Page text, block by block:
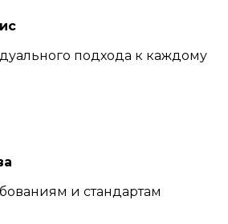
подхода к каждому
и стандартам